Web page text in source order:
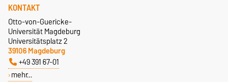
KONTAKT
Otto-von-Guericke-
Universität Magdeburg
Universitätsplatz 2
39106 Magdeburg
+49 391 67-01
mehr…